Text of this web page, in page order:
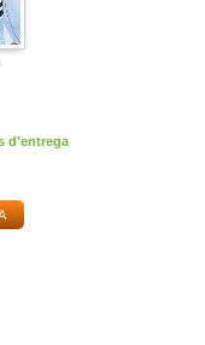
d'entrega